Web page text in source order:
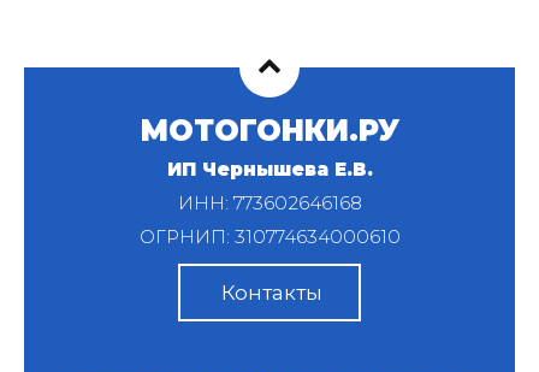
МОТОГОНКИ.РУ
ИП Чернышева Е.В.
ИНН: 773602646168
ОГРНИП: 310774634000610
Контакты